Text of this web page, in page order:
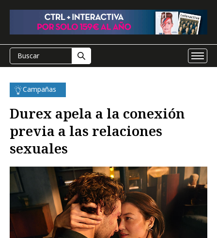
Campañas
Durex apela a la conexión
previa a las relaciones
sexuales